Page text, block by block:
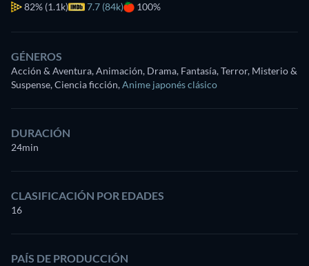
82% (1.1k) 7.7 (84k) 100%
GÉNEROS
Acción & Aventura, Animación, Drama, Fantasía, Terror, Misterio &
Suspense, Ciencia ficción,Anime japonés clásico
DURACIÓN
24min
CLASIFICACIÓN POR EDADES
16
PAÍS DE PRODUCCIÓN